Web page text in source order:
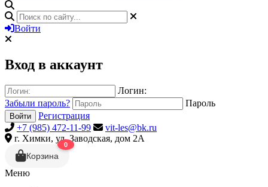
Войти
Вход в аккаунт
Логин:
Забыли пароль?
Пароль
Войти
Регистрация
+7 (985) 472-11-99
vit-les@bk.ru
г. Химки, ул. Заводская, дом 2А
Корзина
0
Меню